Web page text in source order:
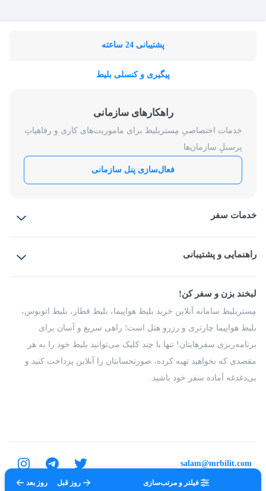
فیلتر و مرتب‌سازی روز قبل روز بعد
پشتیبانی 24 ساعته
پیگیری و کنسلی بلیط
راهکارهای سازمانی
خدمات اختصاصیِ مِستربلیط برای ماموریت‌های کاری و رفاهیاتِ
پرسنلِ سازمان‌ها
فعال‌سازی پنل سازمانی
خدمات سفر
بلیط قطار
راهنمایی و پشتیبانی
شرایط و مقررات
راهکار سازمانی
فرصت‌های شغلی
درباره ما
لبخند بزن و سفر کن!
مِستربلیط سامانه آنلاین خرید بلیط هواپیما، بلیط قطار، بلیط اتوبوس،
بلیط هواپیما چارتری و رزرو هتل است؛ راهی سریع و آسان برای
برنامه‌ریزی سفرهایتان! تنها با چند کلیک می‌توانید بلیط خود را به هر
مقصدی که بخواهید تهیه کرده، صورتحسابتان را آنلاین پرداخت کنید و
بی‌دغدغه آماده سفر خود باشید.
تمامی حقوق برای شرکت عتیق گشت اصفهان محفوظ است.
salam@mrbilit.com